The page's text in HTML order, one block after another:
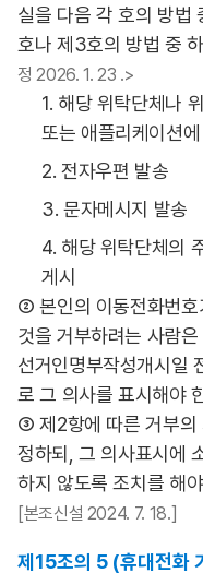
실을 다음 각 호의 방법
호나 제3호의 방법 중
정 2026. 1. 23 .>
1. 해당 위탁단체나
또는 애플리케이션에
2. 전자우편 발송
3. 문자메시지 발송
4. 해당 위탁단체의
게시
② 본인의 이동전화번호
것을 거부하려는 사람
선거인명부작성개시일
로 그 의사를 표시해야
③ 제2항에 따른 거부의
정하되, 그 의사표시에
하지 않도록 조치를 해
[본조신설 2024. 7. 18.]
제15조의 5 (휴대전화